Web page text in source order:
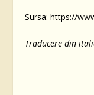
Sursa: https://
Traducere din